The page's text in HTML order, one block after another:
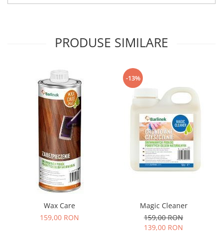
PRODUSE SIMILARE
Wax Care
159,00 RON
-13%
Magic Cleaner
159,00 RON
139,00 RON